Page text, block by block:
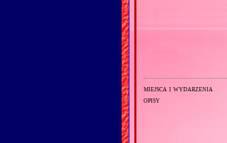
miejsca i wydarzenia
opisy